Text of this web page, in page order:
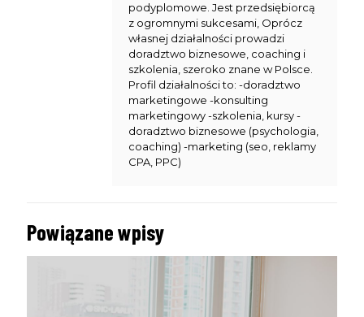
podyplomowe. Jest przedsiębiorcą
z ogromnymi sukcesami, Oprócz
własnej działalności prowadzi
doradztwo biznesowe, coaching i
szkolenia, szeroko znane w Polsce.
Profil działalności to: -doradztwo
marketingowe -konsulting
marketingowy -szkolenia, kursy -
doradztwo biznesowe (psychologia,
coaching) -marketing (seo, reklamy
CPA, PPC)
Powiązane wpisy